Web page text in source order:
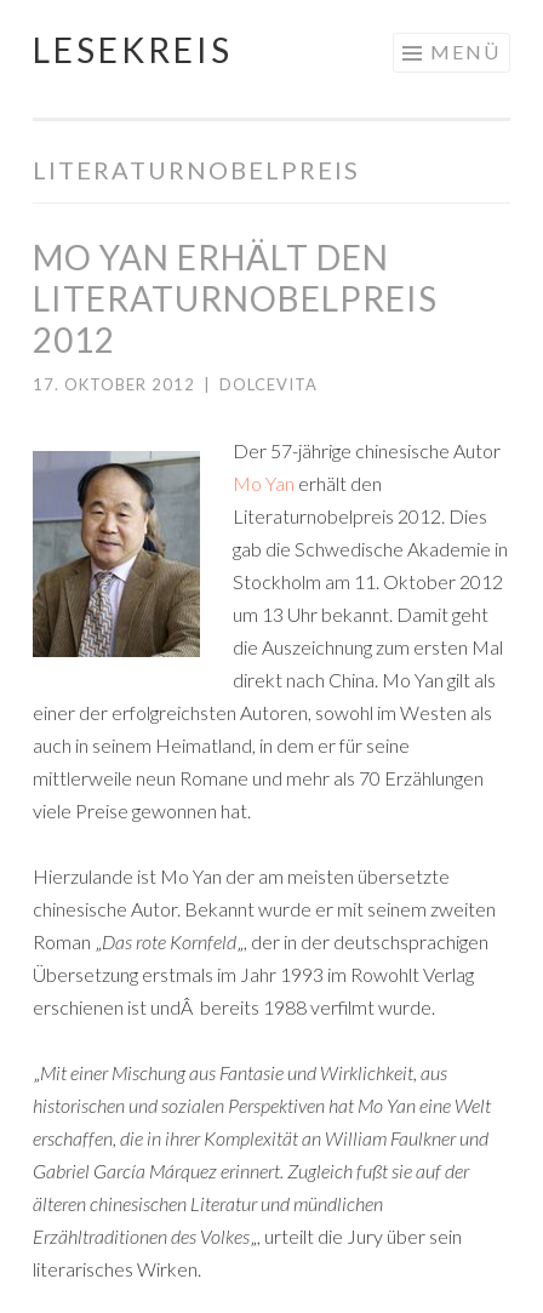
Springe
LESEKREIS MENÜ
LITERATURNOBELPREIS
MO YAN ERHÄLT DEN
LITERATURNOBELPREIS
2012
17. OKTOBER 2012 DOLCEVITA
Der 57-jährige chinesische Autor
Mo Yan erhält den
Literaturnobelpreis 2012. Dies
gab die Schwedische Akademie in
Stockholm am 11. Oktober 2012
um 13 Uhr bekannt. Damit geht
die Auszeichnung zum ersten Mal
direkt nach China. Mo Yan gilt als
einer der erfolgreichsten Autoren, sowohl im Westen als
auch in seinem Heimatland, in dem er für seine
mittlerweile neun Romane und mehr als 70 Erzählungen
viele Preise gewonnen hat.
Hierzulande ist Mo Yan der am meisten übersetzte
chinesische Autor. Bekannt wurde er mit seinem zweiten
Roman „Das rote Kornfeld„, der in der deutschsprachigen
Übersetzung erstmals im Jahr 1993 im Rowohlt Verlag
erschienen ist undÂ bereits 1988 verfilmt wurde.
„Mit einer Mischung aus Fantasie und Wirklichkeit, aus
historischen und sozialen Perspektiven hat Mo Yan eine Welt
erschaffen, die in ihrer Komplexität an William Faulkner und
Gabriel García Márquez erinnert. Zugleich fußt sie auf der
älteren chinesischen Literatur und mündlichen
Erzähltraditionen des Volkes„, urteilt die Jury über sein
literarisches Wirken.